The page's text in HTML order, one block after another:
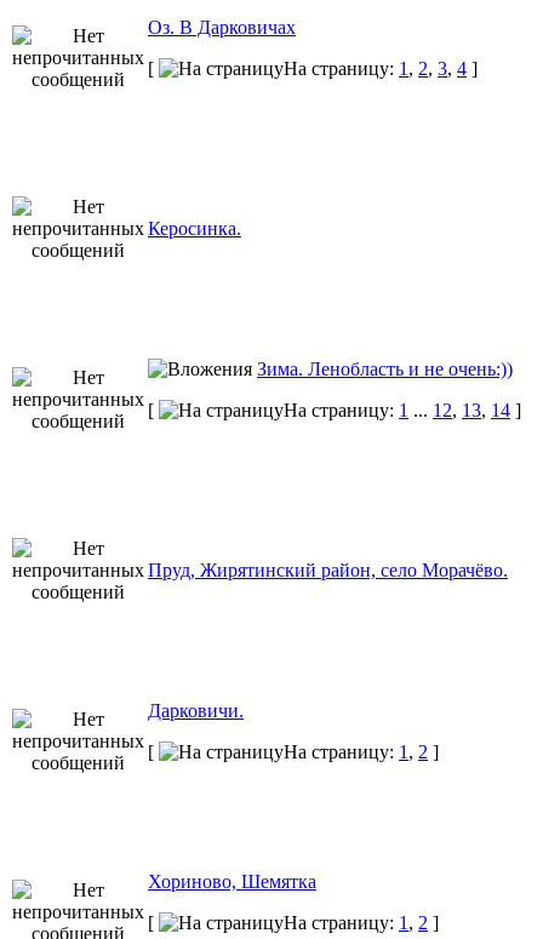
Оз. В Дарковичах
[
На страницу: 1 , 2, 3, 4 ]
Керосинка.
Зима. Ленобласть и не очень:))
[
На страницу: 1 ... 12, 13, 14 ]
Пруд, Жирятинский район, село Морачёво.
Дарковичи.
[
На страницу: 1 , 2 ]
Хориново, Шемятка
[
На страницу: 1 , 2 ]